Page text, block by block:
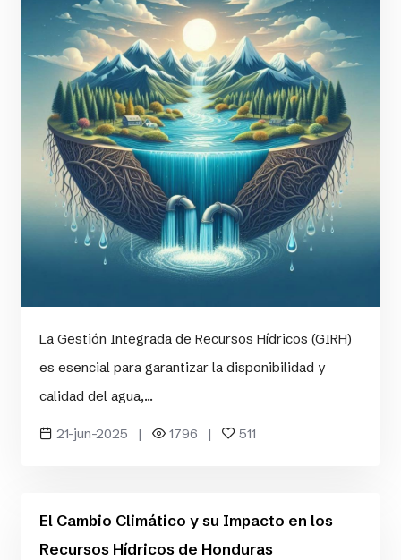
La Gestión Integrada de Recursos Hídricos (GIRH)
es esencial para garantizar la disponibilidad y
calidad del agua,...
21-jun-2025 | 1796 | 511
El Cambio Climático y su Impacto en los
Recursos Hídricos de Honduras